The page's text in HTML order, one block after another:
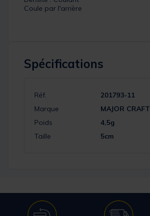
Coule par l'arrière
Spécifications
Réf.
201793-11
Marque
MAJOR CRAFT
Poids
4,5g
Taille
5cm